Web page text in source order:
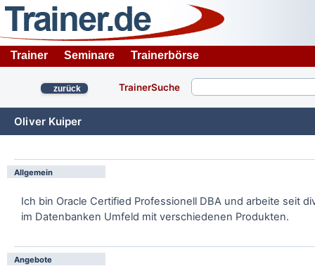
Trainer Seminare Trainerbörse
zurück TrainerSuche
Oliver Kuiper
Allgemein
Ich bin Oracle Certified Professionell DBA und arbeite seit
im Datenbanken Umfeld mit verschiedenen Produkten.
Angebote